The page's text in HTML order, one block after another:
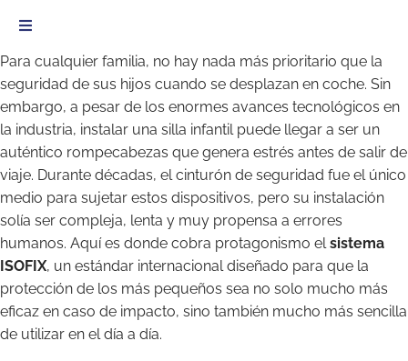
Para cualquier familia, no hay nada más prioritario que la
seguridad de sus hijos cuando se desplazan en coche. Sin
embargo, a pesar de los enormes avances tecnológicos en
la industria, instalar una silla infantil puede llegar a ser un
auténtico rompecabezas que genera estrés antes de salir de
viaje. Durante décadas, el cinturón de seguridad fue el único
medio para sujetar estos dispositivos, pero su instalación
solía ser compleja, lenta y muy propensa a errores
humanos. Aquí es donde cobra protagonismo elsistema
ISOFIX, un estándar internacional diseñado para que la
protección de los más pequeños sea no solo mucho más
eficaz en caso de impacto, sino también mucho más sencilla
de utilizar en el día a día.